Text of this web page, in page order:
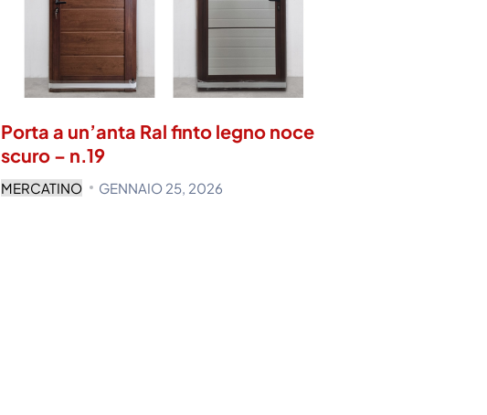
Porta a un’anta Ral finto legno noce
scuro – n.19
MERCATINO GENNAIO 25, 2026